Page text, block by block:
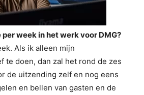
week in het werk voor DMG?
Als ik alleen mijn
te doen, dan zal het rond de zes
de uitzending zelf en nog eens
en bellen van gasten en de